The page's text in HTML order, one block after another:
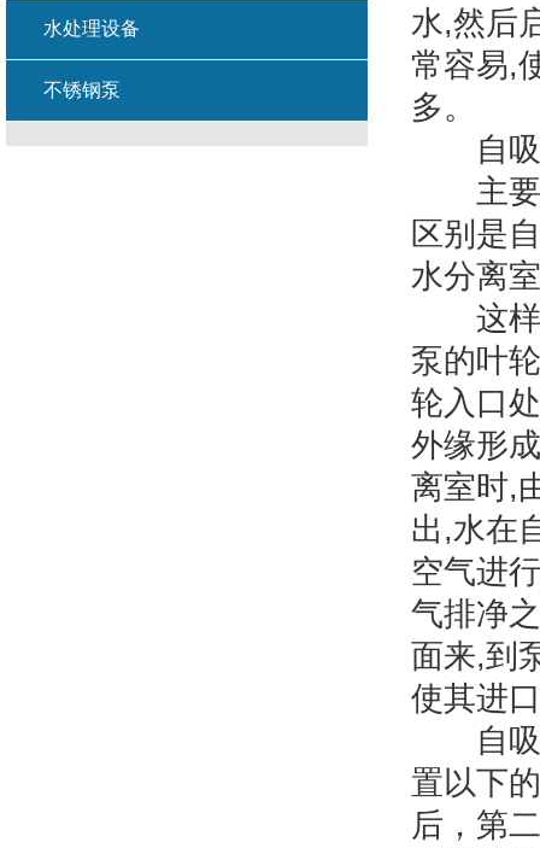
水,然后
常容易,
多。
自吸
主要
区别是
水分离
这样,
泵的叶
轮入口
外缘形
离室时,
出,水在
空气进
气排净
面来,到
使其进
自吸
置以下
后，第
水处理设备
不锈钢泵